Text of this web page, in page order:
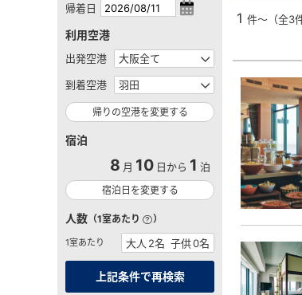
帰着日
利用空港
出発空港
到着空港
帰りの空港を変更する
宿泊
8 月 10 日から 1 泊
宿泊日を変更する
人数 （1室あたり ）
1室あたり
1 件～（全3